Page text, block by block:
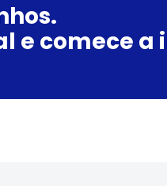
e comece a